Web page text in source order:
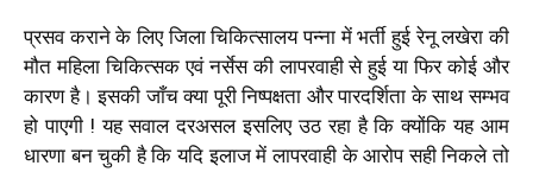
प्रसव कराने के लिए जिला चिकित्सालय पन्ना में भर्ती हुई रेनू लखेरा की
मौत महिला चिकित्सक एवं नर्सेस की लापरवाही से हुई या फिर कोई और
कारण है। इसकी जाँच क्या पूरी निष्पक्षता और पारदर्शिता के साथ सम्भव
हो पाएगी ! यह सवाल दरअसल इसलिए उठ रहा है कि क्योंकि यह आम
धारणा बन चुकी है कि यदि इलाज में लापरवाही के आरोप सही निकले तो